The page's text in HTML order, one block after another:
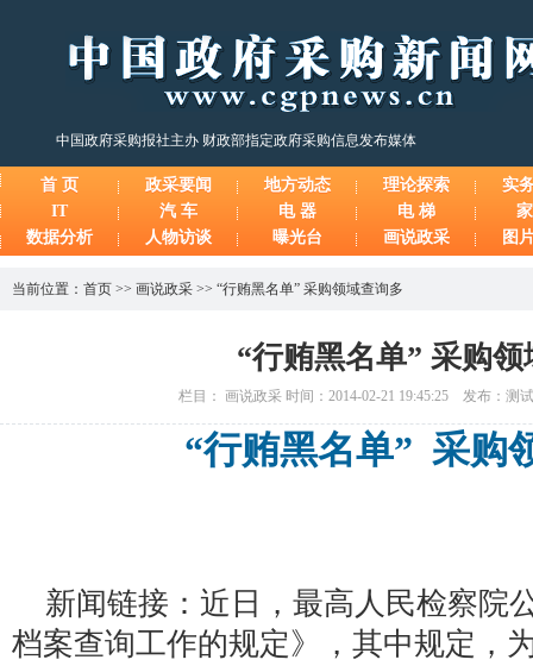
中国政府采购报社主办 财政部指定政府采购信息发布媒体
首 页 政采要闻 地方动态 理论探索
实
IT
汽 车 电 器 电 梯
数据分析
人物访谈 曝光台 画说政采 图
当前位置： 首页 >> 画说政采 >> “行贿黑名单” 采购领域查询多
“行贿黑名单” 采购
栏目： 画说政采 时间：2014-02-21 19:45:25 发布：测
“行贿黑名单” 采购
新闻链接：近日，最高人民检察院
档案查询工作的规定》，其中规定，